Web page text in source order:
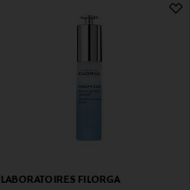
LABORATOIRES FILORGA